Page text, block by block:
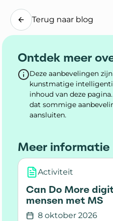
Terug naar blog
Ontdek meer
Deze aanbevelingen
kunstmatige
inhoud van deze
dat sommige
aansluiten.
Meer informatie
Activiteit
Can Do More
mensen met MS
8 oktober 2026